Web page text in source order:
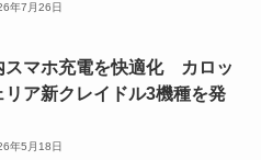
年7月26日
スマホ充電を快適化 カロッ
リア新クレイドル3機種を発
年5月18日